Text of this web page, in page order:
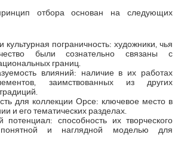
отбора основан на следующих
культурная пограничность: художники, чья
были сознательно связаны с
границ.
влияний: наличие в их работах
заимствованных из других
для коллекции Орсе: ключевое место в
и его тематических разделах.
потенциал: способность их творческого
и наглядной моделью для